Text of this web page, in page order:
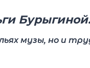
музы, но и